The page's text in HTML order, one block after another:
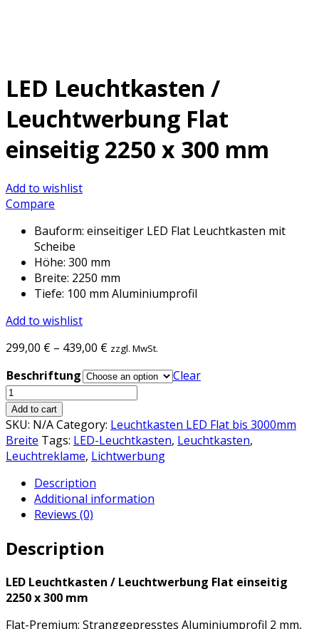
LED Leuchtkasten /
Leuchtwerbung Flat
einseitig 2250 x 300 mm
Add to wishlist
Compare
Bauform: einseitiger LED Flat Leuchtkasten mit
Scheibe
Höhe: 300 mm
Breite: 2250 mm
Tiefe: 100 mm Aluminiumprofil
Add to wishlist
299,00 € – 439,00 € zzgl. MwSt.
Beschriftung
Clear
LED
Leuchtkasten
/
Leuchtwerbung
Flat
2250
300
quantity
Add to cart
SKU: N/ACategory: Leuchtkasten LED Flat bis 3000mm
Breite Tags: LED-Leuchtkasten, Leuchtkasten,
Leuchtreklame, Lichtwerbung
Description
Additional information
Reviews (0)
Description
LED Leuchtkasten / Leuchtwerbung Flat einseitig
2250 x 300 mm
Flat-Premium: Stranggepresstes Aluminiumprofil 2 mm,